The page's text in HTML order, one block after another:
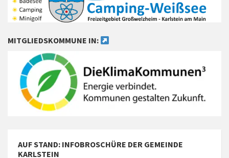
MITGLIEDSKOMMUNE IN:
AUF STAND: INFOBROSCHÜRE DER GEMEINDE
KARLSTEIN